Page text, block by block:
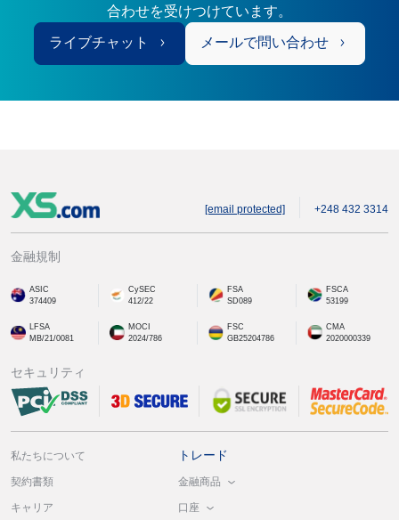
合わせを受けつけています。
ライブチャット メールで問い合わせ
[email protected] +248 432 3314
金融規制
ASIC
374409
CySEC
412/22
FSA
SD089
FSCA
53199
LFSA
MB/21/0081
MOCI
2024/786
FSC
GB25204786
CMA
2020000339
セキュリティ
私たちについて
契約書類
キャリア
トレード
金融商品
口座